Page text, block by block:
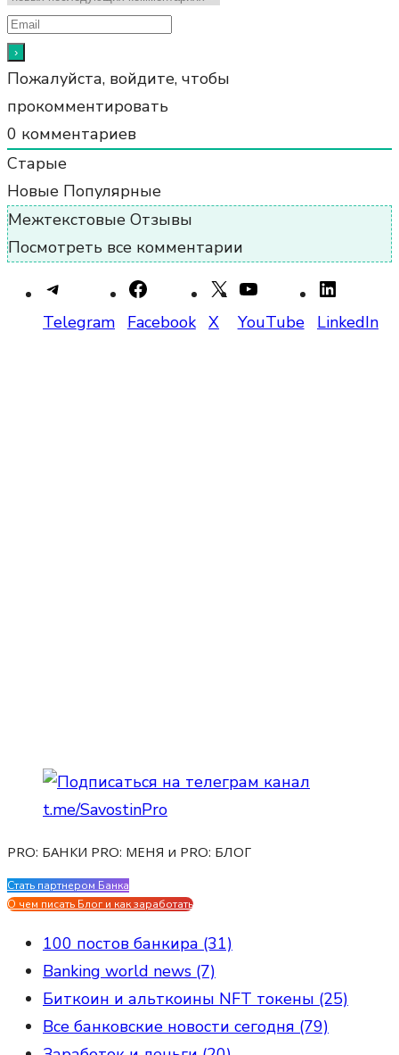
Пожалуйста, войдите, чтобы
прокомментировать
0 комментариев
Старые
Новые Популярные
Межтекстовые Отзывы
Посмотреть все комментарии
Telegram Facebook X YouTube LinkedIn
PRO: БАНКИ PRO: МЕНЯ и PRO: БЛОГ
Стать партнером Банка
О чем писать Блог и как заработать
100 постов банкира (31)
Banking world news (7)
Биткоин и альткоины NFT токены (25)
Все банковские новости сегодня (79)